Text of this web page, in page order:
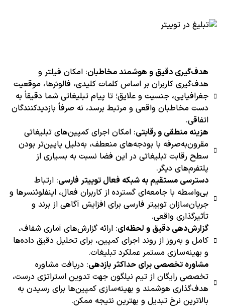
هدف‌گیری دقیق و هوشمند مخاطبان: امکان فیلتر و
هدف‌گیری کاربران بر اساس کلمات کلیدی، فالوئرها، موقعیت
جغرافیایی، جنسیت و علایق؛ تا پیام تبلیغاتی شما دقیقاً به
دست مخاطبان واقعی و مرتبط برسد، نه صرفاً بازدیدکنندگان
اتفاقی.
هزینه منطقی و رقابتی: امکان اجرای کمپین‌های تبلیغاتی
مقرون‌به‌صرفه با بودجه‌های منعطف، به‌دلیل پایین‌تر بودن
سطح رقابت تبلیغاتی در این فضا نسبت به بسیاری از
پلتفرم‌های دیگر.
دسترسی مستقیم به شبکه فعال توییتر فارسی: ارتباط
بی‌واسطه با جامعه‌ای گسترده از کاربران فعال، اینفلوئنسرها و
جریان‌سازان توییتر فارسی برای افزایش آگاهی از برند و
تأثیرگذاری واقعی.
گزارش‌دهی دقیق و لحظه‌ای: ارائه گزارش‌های آماری شفاف،
کامل و به‌روز از روند اجرای کمپین، برای تحلیل دقیق داده‌ها
و بهینه‌سازی مستمر عملکرد تبلیغات.
مشاوره تخصصی برای حداکثر بازدهی: دریافت مشاوره
تخصصی رایگان از تیم نیلگون جهت تدوین استراتژی درست،
هدف‌گذاری هوشمند و بهینه‌سازی کمپین‌ها برای رسیدن به
بالاترین نرخ تبدیل و بهترین نتیجه ممکن.